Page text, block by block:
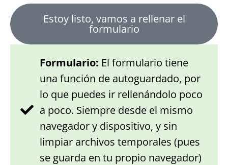
Estoy listo, vamos a rellenar el
formulario
Formulario: El formulario tiene
una función de autoguardado, por
lo que puedes ir rellenándolo poco
a poco. Siempre desde el mismo
navegador y dispositivo, y sin
limpiar archivos temporales (pues
se guarda en tu propio navegador)